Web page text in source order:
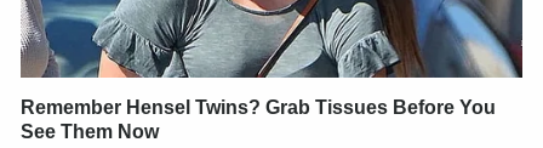
Remember Hensel Twins? Grab Tissues Before You
See Them Now